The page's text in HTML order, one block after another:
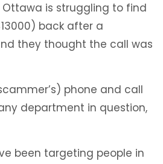
Ottawa is struggling to find
back after a
they thought the call was
phone and call
department in question,
been targeting people in